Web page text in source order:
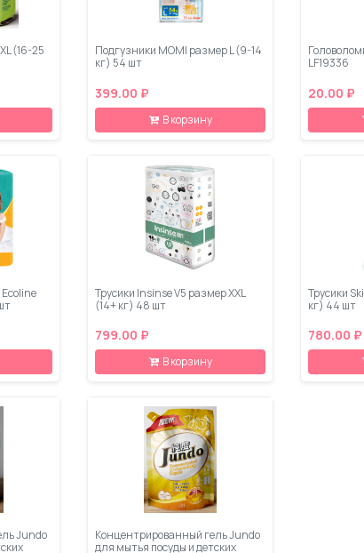
(16-25
Подгузники MOMI размер L (9-14
кг) 54 шт
399.00 ₽
В корзину
LF19336
20.00 ₽
Трусики Insinse V5 размер XXL
(14+ кг) 48 шт
799.00 ₽
В корзину
Трусики
кг) 44 шт
780.00 ₽
Jundo
Концентрированный гель Jundo
для мытья посуды и детских